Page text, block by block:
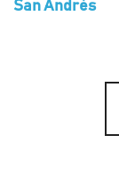
San Andrés